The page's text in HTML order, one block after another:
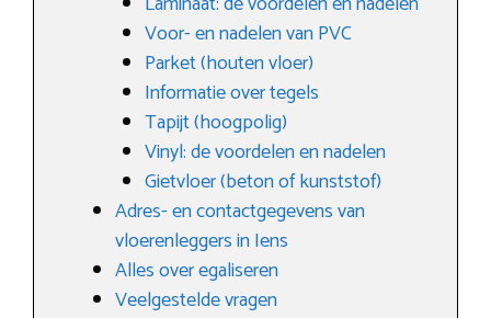
Voor- en nadelen van PVC
Parket (houten vloer)
Informatie over tegels
Tapijt (hoogpolig)
Vinyl: de voordelen en nadelen
Gietvloer (beton of kunststof)
Adres- en contactgegevens van
vloerenleggers in Iens
Alles over egaliseren
Veelgestelde vragen